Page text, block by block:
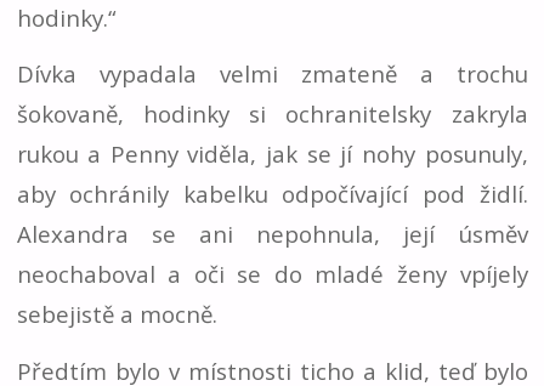
hodinky.“
Dívka vypadala velmi zmateně a trochu
šokovaně, hodinky si ochranitelsky zakryla
rukou a Penny viděla, jak se jí nohy posunuly,
aby ochránily kabelku odpočívající pod židlí.
Alexandra se ani nepohnula, její úsměv
neochaboval a oči se do mladé ženy vpíjely
sebejistě a mocně.
Předtím bylo v místnosti ticho a klid, teď bylo